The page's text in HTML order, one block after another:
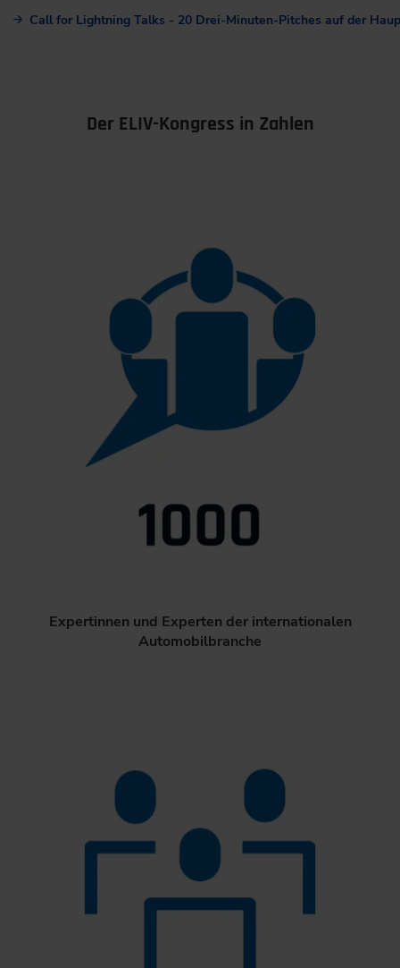
Call for Lightning Talks - 20 Drei-Minuten-Pitches auf der
Der ELIV-Kongress in Zahlen
Expertinnen und Experten der internationalen
Automobilbranche